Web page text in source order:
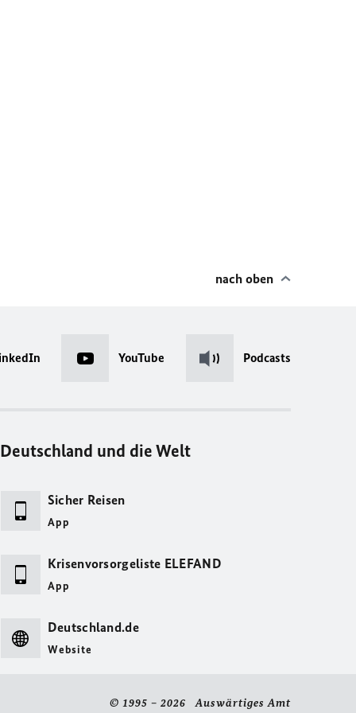
nach oben
YouTube Podcasts
Deutschland und die Welt
Sicher Reisen
App
Krisenvorsorgeliste ELEFAND
App
Deutschland.de
Website
© 1995 – 2026 Auswärtiges Amt